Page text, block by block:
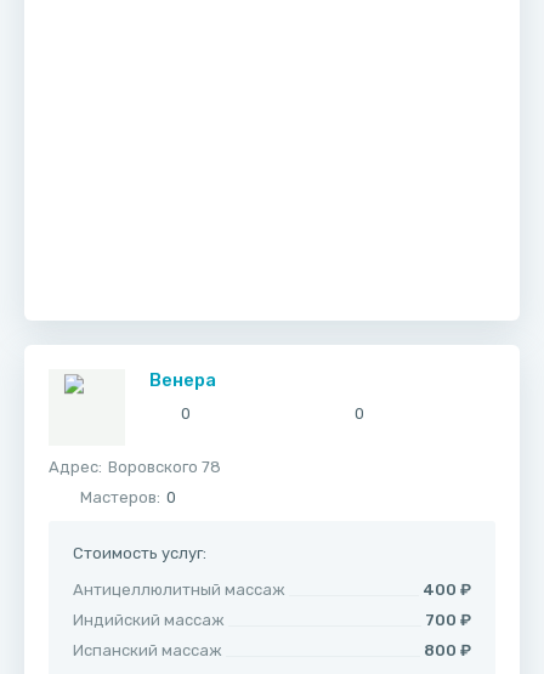
Венера
0 0
Адрес: ​Воровского 78
Мастеров: 0
Стоимость услуг:
Антицеллюлитный массаж
400 ₽
Индийский массаж
700 ₽
Испанский массаж
800 ₽